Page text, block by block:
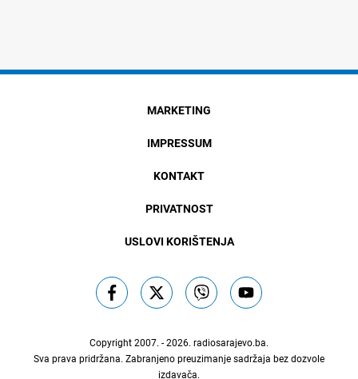
MARKETING
IMPRESSUM
KONTAKT
PRIVATNOST
USLOVI KORIŠTENJA
Copyright 2007. - 2026. radiosarajevo.ba.
Sva prava pridržana. Zabranjeno preuzimanje sadržaja bez dozvole
izdavača.